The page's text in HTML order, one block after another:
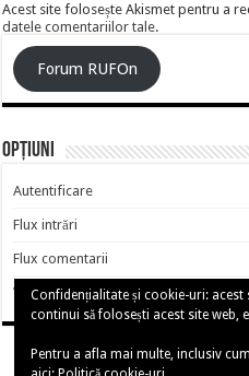
Acest site folosește Akismet pentru a
datele comentariilor tale.
Forum RUFOn
Opțiuni
Autentificare
Flux intrări
Flux comentarii
WordPress.org
Confidențialitate și cookie-uri: acest
continui să folosești acest site web,
Pentru a afla mai multe, inclusiv